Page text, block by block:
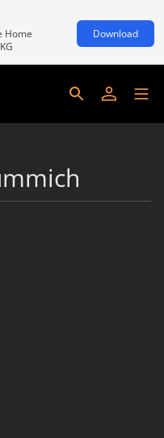
Home
Download